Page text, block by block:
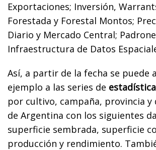
Exportaciones; Inversión,
Forestada y Forestal Montos;
Diario y Mercado Central;
Infraestructura de Datos
Así, a partir de la fecha se puede
ejemplo a las series de
por cultivo, campaña, provincia
de Argentina con los siguientes
superficie sembrada, superficie
producción y rendimiento.